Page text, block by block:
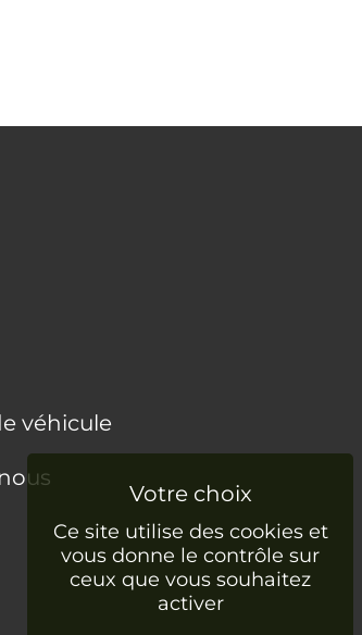
véhicule
Ce site utilise des cookies et
vous donne le contrôle sur
ceux que vous souhaitez
activer